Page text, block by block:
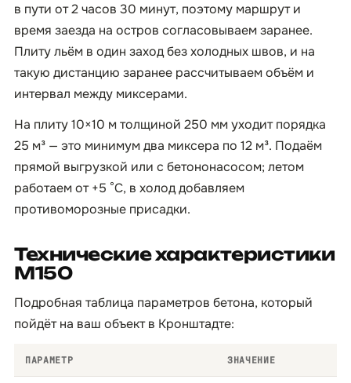
в пути от 2 часов 30 минут, поэтому маршрут и
время заезда на остров согласовываем заранее.
Плиту льём в один заход без холодных швов, и на
такую дистанцию заранее рассчитываем объём и
интервал между миксерами.
На плиту 10×10 м толщиной 250 мм уходит порядка
25 м³ — это минимум два миксера по 12 м³. Подаём
прямой выгрузкой или с бетононасосом; летом
работаем от +5 °C, в холод добавляем
противоморозные присадки.
Технические характеристики
М150
Подробная таблица параметров бетона, который
пойдёт на ваш объект в Кронштадте:
ПАРАМЕТР ЗНАЧЕНИЕ